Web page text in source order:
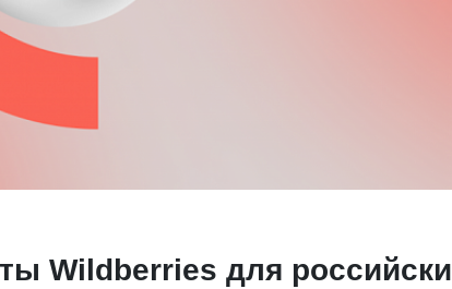
Wildberries для